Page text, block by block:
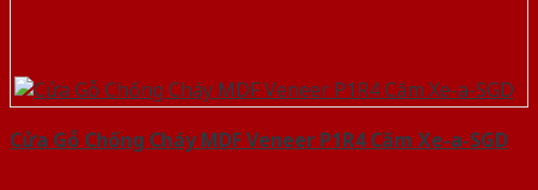
Cửa Gỗ Chống Cháy MDF Veneer P1R4 Căm Xe-a-SGD